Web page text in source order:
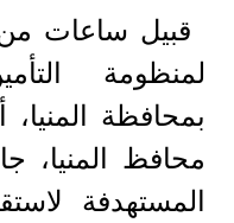
قبيل ساعات من
لمنظومة
بمحافظة المنيا،
محافظ المنيا،